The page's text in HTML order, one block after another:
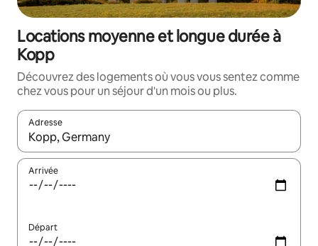
Locations moyenne et longue durée à
Kopp
Découvrez des logements où vous vous sentez comme
chez vous pour un séjour d'un mois ou plus.
Adresse
Lorsque les résultats s'affichent, utilisez les flèches vers le
Arrivée
Départ